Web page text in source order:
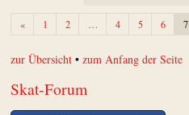
«Zurück1 2 … 4 5 6 7
zur Übersicht •zum Anfang der Seite
Skat-Forum